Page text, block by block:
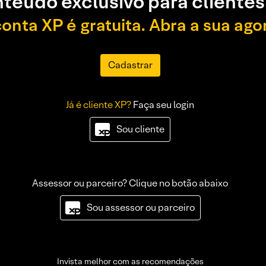
XP é gratuita. Abra a sua
Cadastrar
Já é cliente XP?Faça seu login
Sou cliente
Assessor ou parceiro? Clique no botão abaixo
Sou assessor ou parceiro
Invista melhor com as recomendações